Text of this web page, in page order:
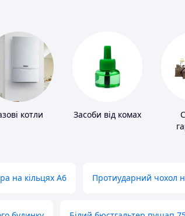
котли Засоби від комах
на кільцях А6 Протиударний чохол